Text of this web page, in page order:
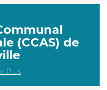
(CCAS) de
Plus